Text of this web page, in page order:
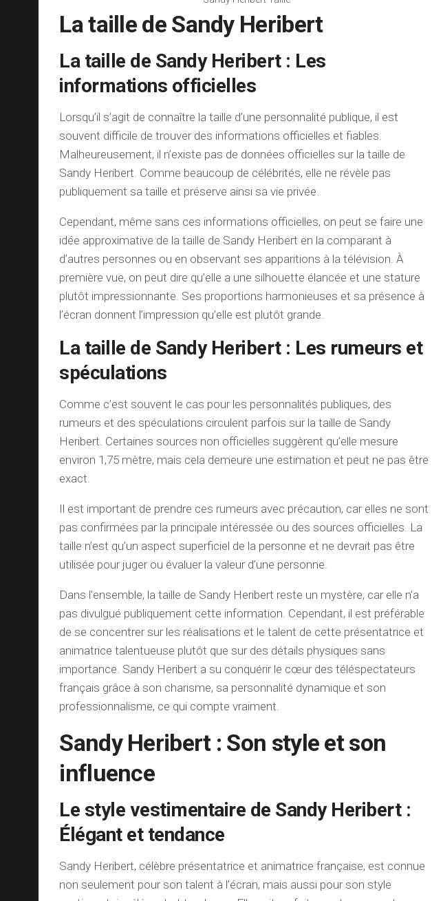
La taille de Sandy Heribert
La taille de Sandy Heribert : Les
informations officielles
Lorsqu’il s’agit de connaître la taille d’une personnalité publique, il est
souvent difficile de trouver des informations officielles et fiables.
Malheureusement, il n’existe pas de données officielles sur la taille de
Sandy Heribert. Comme beaucoup de célébrités, elle ne révèle pas
publiquement sa taille et préserve ainsi sa vie privée.
Cependant, même sans ces informations officielles, on peut se faire une
idée approximative de la taille de Sandy Heribert en la comparant à
d’autres personnes ou en observant ses apparitions à la télévision. À
première vue, on peut dire qu’elle a une silhouette élancée et une stature
plutôt impressionnante. Ses proportions harmonieuses et sa présence à
l’écran donnent l’impression qu’elle est plutôt grande.
La taille de Sandy Heribert : Les rumeurs et
spéculations
Comme c’est souvent le cas pour les personnalités publiques, des
rumeurs et des spéculations circulent parfois sur la taille de Sandy
Heribert. Certaines sources non officielles suggèrent qu’elle mesure
environ 1,75 mètre, mais cela demeure une estimation et peut ne pas être
exact.
Il est important de prendre ces rumeurs avec précaution, car elles ne sont
pas confirmées par la principale intéressée ou des sources officielles. La
taille n’est qu’un aspect superficiel de la personne et ne devrait pas être
utilisée pour juger ou évaluer la valeur d’une personne.
Dans l’ensemble, la taille de Sandy Heribert reste un mystère, car elle n’a
pas divulgué publiquement cette information. Cependant, il est préférable
de se concentrer sur les réalisations et le talent de cette présentatrice et
animatrice talentueuse plutôt que sur des détails physiques sans
importance. Sandy Heribert a su conquérir le cœur des téléspectateurs
français grâce à son charisme, sa personnalité dynamique et son
professionnalisme, ce qui compte vraiment.
Sandy Heribert : Son style et son
influence
Le style vestimentaire de Sandy Heribert :
Élégant et tendance
Sandy Heribert, célèbre présentatrice et animatrice française, est connue
non seulement pour son talent à l’écran, mais aussi pour son style